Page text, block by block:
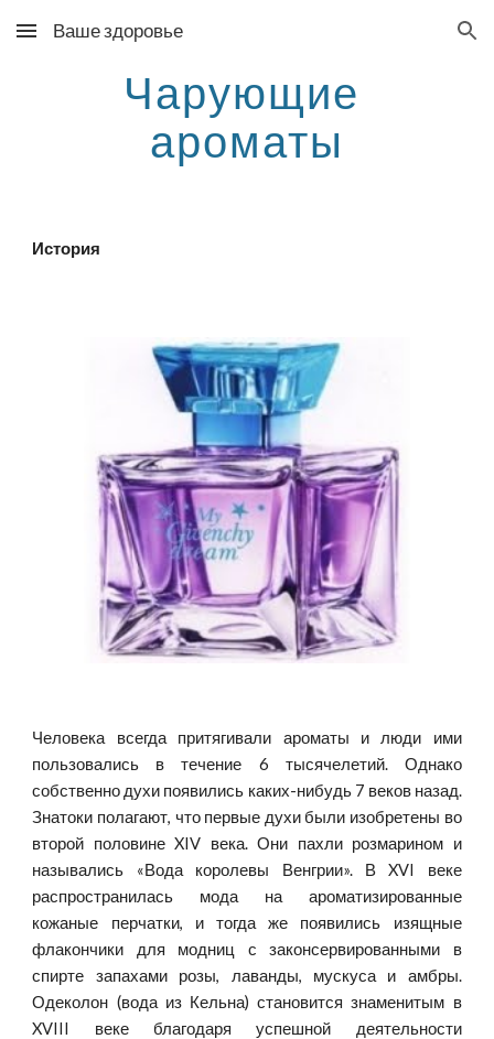
Skip to main content Skip to navigation
Ваше здоровье
Чарующие
ароматы
История
Человека всегда притягивали ароматы и люди ими
пользовались в течение 6 тысячелетий. Однако
собственно духи появились каких-нибудь 7 веков назад.
Знатоки полагают, что первые духи были изобретены во
второй половине XIV века. Они пахли розмарином и
назывались «Вода королевы Венгрии». В XVI веке
распространилась мода на ароматизированные
кожаные перчатки, и тогда же появились изящные
флакончики для модниц с законсервированными в
спирте запахами розы, лаванды, мускуса и амбры.
Одеколон (вода из Кельна) становится знаменитым в
XVIII веке благодаря успешной деятельности